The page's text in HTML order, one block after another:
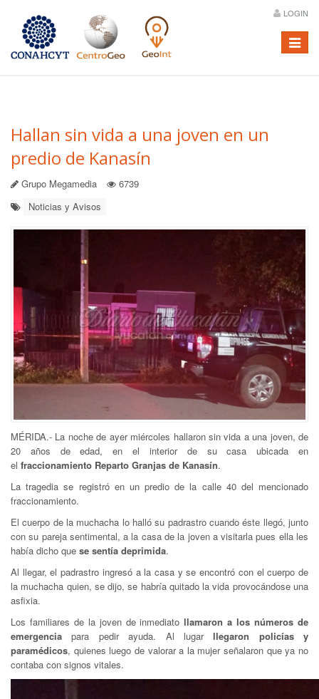
LOGIN
Menú
Hallan sin vida a una joven en un
predio de Kanasín
Grupo Megamedia
6739
Noticias y Avisos
MÉRIDA.- La noche de ayer miércoles hallaron sin vida a una joven, de
20 años de edad, en el interior de su casa ubicada en
el fraccionamiento Reparto Granjas de Kanasín.
La tragedia se registró en un predio de la calle 40 del mencionado
fraccionamiento.
El cuerpo de la muchacha lo halló su padrastro cuando éste llegó, junto
con su pareja sentimental, a la casa de la joven a visitarla pues ella les
había dicho que se sentía deprimida.
Al llegar, el padrastro ingresó a la casa y se encontró con el cuerpo de
la muchacha quien, se dijo, se habría quitado la vida provocándose una
asfixia.
Los familiares de la joven de inmediatollamaron a los números de
emergencia para pedir ayuda. Al lugarllegaron policías y
paramédicos, quienes luego de valorar a la mujer señalaron que ya no
contaba con signos vitales.